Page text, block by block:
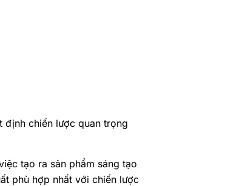
định chiến lược quan trọng
tạo ra sản phẩm sáng tạo
phù hợp nhất với chiến lược